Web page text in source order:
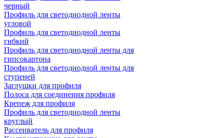
черный
Профиль для светодиодной ленты
угловой
Профиль для светодиодной ленты
гибкий
Профиль для светодиодной ленты для
гипсокартона
Профиль для светодиодной ленты для
ступеней
Заглушки для профиля
Полоса для соединения профиля
Крепеж для профиля
Профиль для светодиодной ленты
круглый
Рассеиватель для профиля